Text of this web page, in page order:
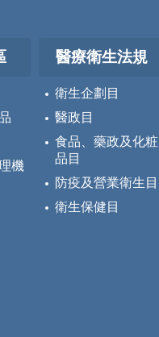
機
醫療衛生法規
衛生企劃目
醫政目
食品、藥政及化粧
品目
防疫及營業衛生目
衛生保健目